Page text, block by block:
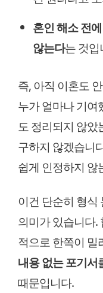
혼인 해소 전
않는다는 것입
즉, 아직 이혼도
누가 얼마나 기여
도 정리되지 않았
구하지 않겠습니
쉽게 인정하지 않
이건 단순히 형
의미가 있습니다.
적으로 한쪽이 밀
내용 없는 포기서
때문입니다.